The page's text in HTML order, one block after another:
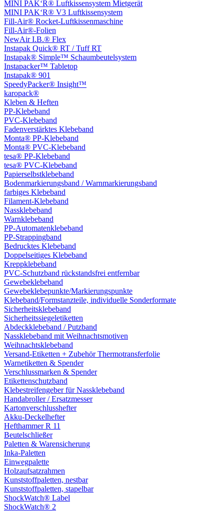
MINI PAK‘R® Luftkissensystem Mietgerät
MINI PAK‘R® V3 Luftkissensystem
Fill-Air® Rocket-Luftkissenmaschine
Fill-Air®-Folien
NewAir I.B.® Flex
Instapak Quick® RT / Tuff RT
Instapak® Simple™ Schaumbeutelsystem
Instapacker™ Tabletop
Instapak® 901
SpeedyPacker® Insight™
karopack®
Kleben & Heften
PP-Klebeband
PVC-Klebeband
Fadenverstärktes Klebeband
Monta® PP-Klebeband
Monta® PVC-Klebeband
tesa® PP-Klebeband
tesa® PVC-Klebeband
Papierselbstklebeband
Bodenmarkierungsband / Warnmarkierungsband
farbiges Klebeband
Filament-Klebeband
Nassklebeband
Warnklebeband
PP-Automatenklebeband
PP-Strappingband
Bedrucktes Klebeband
Doppelseitiges Klebeband
Kreppklebeband
PVC-Schutzband rückstandsfrei entfernbar
Gewebeklebeband
Gewebeklebepunkte/Markierungspunkte
Klebeband/Formstanzteile, individuelle Sonderformate
Sicherheitsklebeband
Sicherheitssiegeletiketten
Abdeckklebeband / Putzband
Nassklebeband mit Weihnachtsmotiven
Weihnachtsklebeband
Versand-Etiketten + Zubehör Thermotransferfolie
Warnetiketten & Spender
Verschlussmarken & Spender
Etikettenschutzband
Klebestreifengeber für Nassklebeband
Handabroller / Ersatzmesser
Kartonverschlusshefter
Akku-Deckelhefter
Hefthammer R 11
Beutelschließer
Paletten & Warensicherung
Inka-Paletten
Einwegpalette
Holzaufsatzrahmen
Kunststoffpaletten, nestbar
Kunststoffpaletten, stapelbar
ShockWatch® Label
ShockWatch® 2